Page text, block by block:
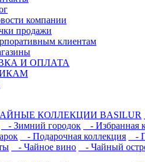
компании
продажи
клиентам
И ОПЛАТА
КОЛЛЕКЦИИ BASILUR
- Зимний городок - Избранная
- Подарочная коллекция -
- Чайное вино - Чайный